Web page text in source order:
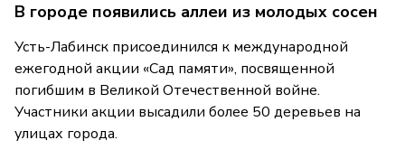
В городе появились аллеи из молодых сосен
Усть-Лабинск присоединился к международной
ежегодной акции «Сад памяти», посвященной
погибшим в Великой Отечественной войне.
Участники акции высадили более 50 деревьев на
улицах города.